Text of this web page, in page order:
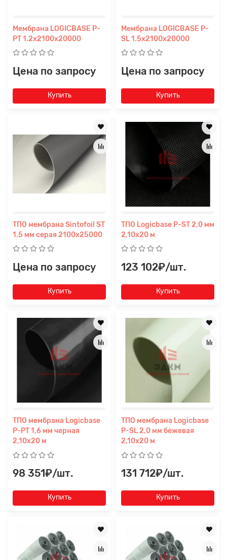
Мембрана LOGICBASE P-
PT 1.2х2100x20000
Цена по запросу
Купить
Мембрана LOGICBASE P-
SL 1.5х2100x20000
Цена по запросу
Купить
ТПО мембрана Sintofoil ST
1.5 мм серая 2100x25000
Цена по запросу
Купить
ТПО Logicbase P-SТ 2,0 мм
2,10х20 м
123 102₽/шт.
Купить
ТПО мембрана Logicbase
P-PT 1,6 мм черная
2,10x20 м
98 351₽/шт.
Купить
ТПО мембрана Logicbase
P-SL 2,0 мм бежевая
2,10x20 м
131 712₽/шт.
Купить
Заявка на расчет ×
Прикрепите
файл